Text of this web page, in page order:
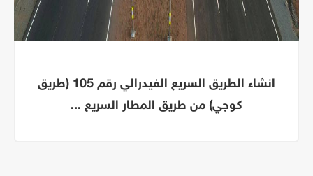
انشاء الطريق السريع الفيدرالي رقم 105 (طريق
كوجي) من طريق المطار السريع ...